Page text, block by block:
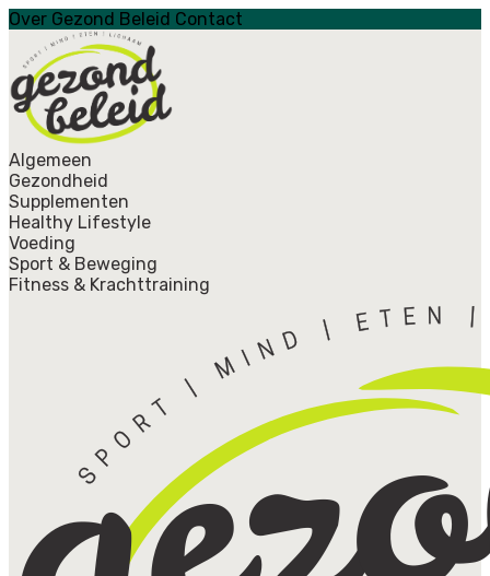
Over Gezond Beleid Contact
Algemeen
Gezondheid
Supplementen
Healthy Lifestyle
Voeding
Sport & Beweging
Fitness & Krachttraining